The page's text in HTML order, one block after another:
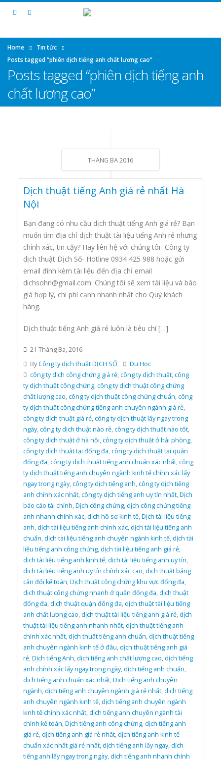
Home
Tin tức
Posts tagged “phiên dịch tiếng anh chất lương cao”
Posts tagged “phiên dịch tiếng anh
chất lương cao”
THÁNG BA 2016
Dịch thuật tiếng Anh giá rẻ nhất Hà
Nội
Bạn đang có nhu cầu dịch thuật tiếng Anh giá rẻ? Bạn
muốn tìm địa chỉ dịch thuật tài liệu tiếng Anh rẻ nhưng
chính xác, tin cậy? Hãy liên hệ với chúng tôi- Công ty
dịch thuật Dịch Số- Hotline 0934 425 988 hoặc gửi
email đính kèm tài liệu đến địa chỉ email
dichsohn@gmail.com. Chúng tôi sẽ xem tài liệu và báo
giá hợp lý, chi phí cạnh nhanh nhất cho Quý khách
hàng.
Dịch thuật tiếng Anh giá rẻ luôn là tiêu chí […]
21 Tháng Ba, 2016
ByCông ty dịch thuật DỊCH SỐ
Du Học
công ty dịch công chứng giá rẻ,công ty dịch thuật,công
ty dịch thuật công chứng,công ty dịch thuật công chứng
chất lượng cao,công ty dịch thuật công chứng chuẩn,công
ty dịch thuật công chứng tiếng anh chuyên ngành giá rẻ,
công ty dịch thuật giá rẻ,công ty dịch thuật lấy ngay trong
ngày,công ty dịch thuật nào rẻ,công ty dịch thuật nào tốt,
công ty dịch thuật ở hà nội,công ty dịch thuật ở hải phòng,
công ty dịch thuật tại đống đa,công ty dịch thuật tại quận
đống đa,công ty dịch thuật tiếng anh chuẩn xác nhất,công
ty dịch thuật tiếng anh chuyên ngành kinh tế chính xác lấy
ngay trong ngày,công ty dịch tiếng anh,công ty dịch tiếng
anh chính xác nhất,công ty dịch tiếng anh uy tín nhất,Dịch
báo cáo tài chính,Dịch công chứng,dịch công chứng tiếng
anh nhanh chính xác,dịch hồ sơ kinh tế,Dịch tài liệu tiếng
anh,dịch tài liệu tiếng anh chính xác,dịch tài liệu tiếng anh
chuẩn,dịch tài liệu tiếng anh chuyên ngành kinh tế,dịch tài
liệu tiếng anh công chứng,dịch tài liệu tiếng anh giá rẻ,
dịch tài liệu tiếng anh kinh tế,dịch tài liệu tiếng anh uy tín,
dịch tài liệu tiếng anh uy tín chính xác cao,dịch thuật bảng
cân đối kế toán,Dịch thuật công chứng khu vực đống đa,
dịch thuật công chứng nhanh ở quận đống đa,dịch thuật
đống đa,dịch thuật quận đống đa,dịch thuật tài liệu tiếng
anh chất lương cao,dịch thuật tài liệu tiếng anh giá rẻ,dịch
thuật tài liệu tiếng anh nhanh nhất,dịch thuật tiếng anh
chính xác nhất,dịch thuật tiếng anh chuẩn,dịch thuật tiếng
anh chuyên ngành kinh tế ở đâu,dịch thuật tiếng anh giá
rẻ,Dịch tiếng Anh,dịch tiếng anh chất lượng cao,dịch tiếng
anh chính xác lấy ngay trong ngày,dịch tiếng anh chuẩn,
dịch tiếng anh chuẩn xác nhất,Dịch tiếng anh chuyên
ngành,dịch tiếng anh chuyên ngành giá rẻ nhất,dịch tiếng
anh chuyên ngành kinh tế,dịch tiếng anh chuyên ngành
kinh tế chính xác nhất,dịch tiếng anh chuyên ngành tài
chính kế toán,Dịch tiếng anh công chứng,dịch tiếng anh
giá rẻ,dịch tiếng anh giá rẻ nhất,dịch tiếng anh kinh tế
chuẩn xác nhất giá rẻ nhất,dịch tiếng anh lấy ngay,dịch
tiếng anh lấy ngay trong ngày,dịch tiếng anh nhanh chính